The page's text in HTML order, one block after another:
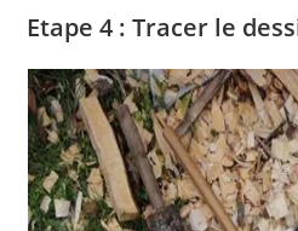
Etape 4 : Tracer le